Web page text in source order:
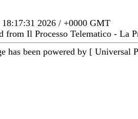
2026 / +0000 GMT
from Il Processo Telematico - La
has been powered by [